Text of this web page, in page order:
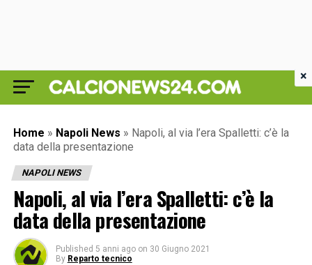
Home » Napoli News » Napoli, al via l’era Spalletti: c’è la
data della presentazione
NAPOLI NEWS
Napoli, al via l’era Spalletti: c’è la
data della presentazione
Published 5 anni ago on 30 Giugno 2021
By Reparto tecnico
×